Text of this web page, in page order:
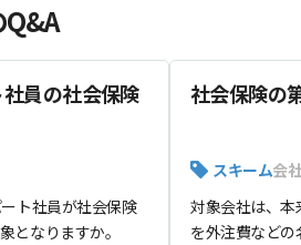
員の社会保険
ト社員が社会保険
となりますか。
社会保険の
スキーム会
対象会社は、
を外注費など